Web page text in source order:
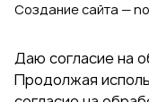
Создание сайта —
Даю согласие на
Продолжая